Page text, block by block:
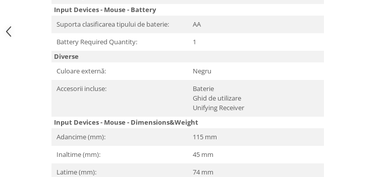
Memorii
Input Devices - Mouse - Battery
Suporta clasificarea tipului de baterie:
AA
Battery Required Quantity:
1
Diverse
Culoare externă:
Negru
Accesorii incluse:
Baterie
Ghid de utilizare
Unifying Receiver
Input Devices - Mouse - Dimensions&Weight
Adancime (mm):
115 mm
Inaltime (mm):
45 mm
Latime (mm):
74 mm